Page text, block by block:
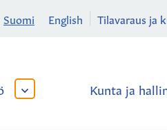
Suomi English Tilavaraus ja
AVAA
Kunta ja